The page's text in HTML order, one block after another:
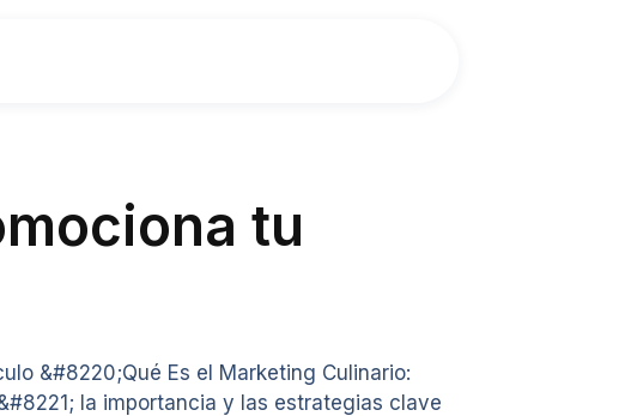
tu
&#8220;Qué Es el Marketing Culinario:
la importancia y las estrategias clave